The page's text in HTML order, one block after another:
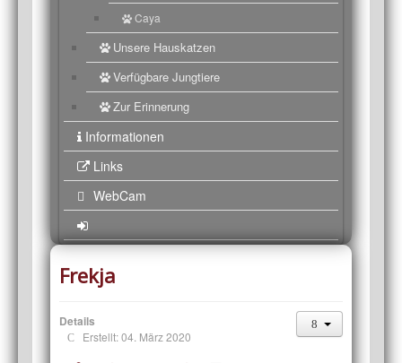
Caya
Unsere Hauskatzen
Verfügbare Jungtiere
Zur Erinnerung
Informationen
Links
WebCam
Frekja
Details
Erstellt: 04. März 2020